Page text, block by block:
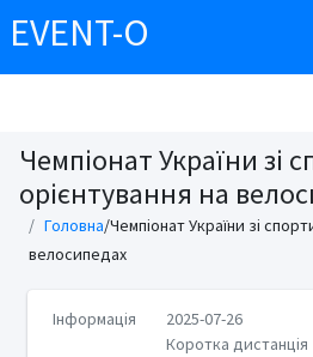
EVENT-O
Чемпіонат України зі
орієнтування на
Головна/Чемпіонат України зі
велосипедах
Інформація
2025-07-26
Коротка дистанція